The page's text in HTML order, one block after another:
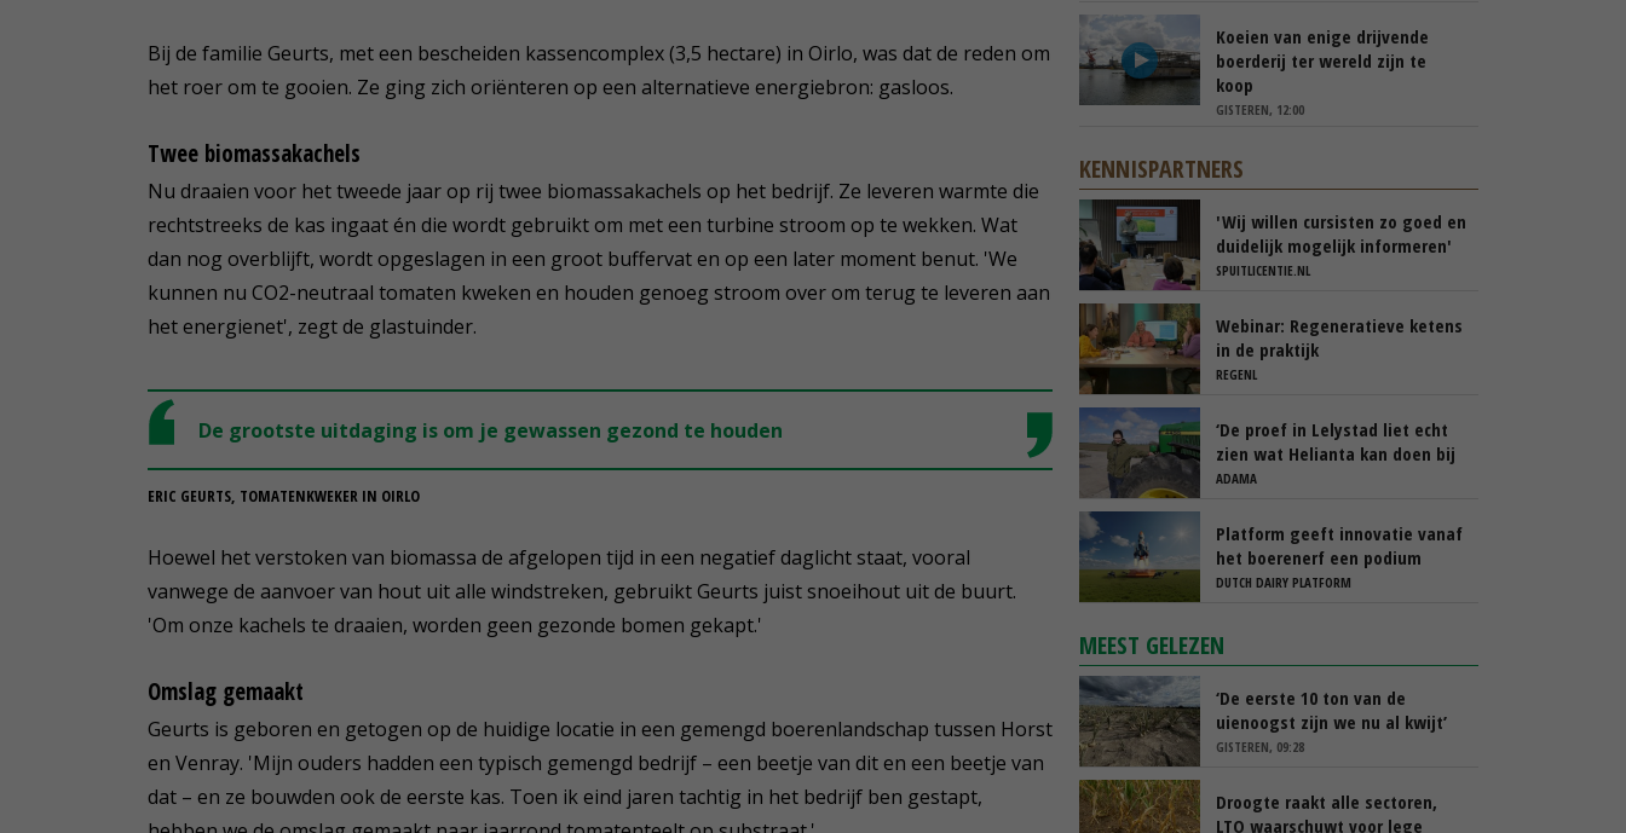
Bij de familie Geurts, met een bescheiden kassencomplex (3,5 hectare) in Oirlo, was dat de reden om
het roer om te gooien. Ze ging zich oriënteren op een alternatieve energiebron: gasloos.
Twee biomassakachels
Nu draaien voor het tweede jaar op rij twee biomassakachels op het bedrijf. Ze leveren warmte die
rechtstreeks de kas ingaat én die wordt gebruikt om met een turbine stroom op te wekken. Wat
dan nog overblijft, wordt opgeslagen in een groot buffervat en op een later moment benut. 'We
kunnen nu CO2-neutraal tomaten kweken en houden genoeg stroom over om terug te leveren aan
het energienet', zegt de glastuinder.
De grootste uitdaging is om je gewassen gezond te houden
ERIC GEURTS, TOMATENKWEKER IN OIRLO
Hoewel het verstoken van biomassa de afgelopen tijd in een negatief daglicht staat, vooral
vanwege de aanvoer van hout uit alle windstreken, gebruikt Geurts juist snoeihout uit de buurt.
'Om onze kachels te draaien, worden geen gezonde bomen gekapt.'
Omslag gemaakt
Geurts is geboren en getogen op de huidige locatie in een gemengd boerenlandschap tussen Horst
en Venray. 'Mijn ouders hadden een typisch gemengd bedrijf – een beetje van dit en een beetje van
dat – en ze bouwden ook de eerste kas. Toen ik eind jaren tachtig in het bedrijf ben gestapt,
Koeien van enige drijvende
boerderij ter wereld zijn te
koop
GISTEREN, 12:00
KENNISPARTNERS
'Wij willen cursisten zo goed en
duidelijk mogelijk informeren'
SPUITLICENTIE.NL
Webinar: Regeneratieve ketens
in de praktijk
REGENL
‘De proef in Lelystad liet echt
zien wat Helianta kan doen bij
phytophthora’
ADAMA
Platform geeft innovatie vanaf
het boerenerf een podium
DUTCH DAIRY PLATFORM
MEEST GELEZEN
‘De eerste 10 ton van de
uienoogst zijn we nu al kwijt’
GISTEREN, 09:28
Droogte raakt alle sectoren,
LTO waarschuwt voor lege